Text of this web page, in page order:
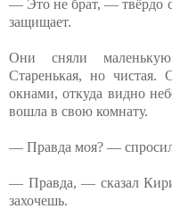
— Это не брат, — твёрдо
защищает.
Они сняли
Старенькая, но чистая.
окнами, откуда видно
вошла в свою комнату.
— Правда моя? —
— Правда, — сказал
захочешь.